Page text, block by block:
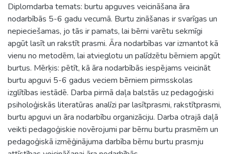
Diplomdarba temats: burtu apguves veicināšana āra
nodarbībās 5-6 gadu vecumā. Burtu zināšanas ir svarīgas un
nepieciešamas, jo tās ir pamats, lai bērni varētu sekmīgi
apgūt lasīt un rakstīt prasmi. Āra nodarbības var izmantot kā
vienu no metodēm, lai atvieglotu un palīdzētu bērniem apgūt
burtus. Mērķis: pētīt, kā āra nodarbībās iespējams veicināt
burtu apguvi 5-6 gadus veciem bērniem pirmsskolas
izglītības iestādē. Darba pirmā daļa balstās uz pedagoģiski
psiholoģiskās literatūras analīzi par lasītprasmi, rakstītprasmi,
burtu apguvi un āra nodarbību organizāciju. Darba otrajā daļā
veikti pedagoģiskie novērojumi par bērnu burtu prasmēm un
pedagoģiskā izmēģinājuma darbība bērnu burtu prasmju